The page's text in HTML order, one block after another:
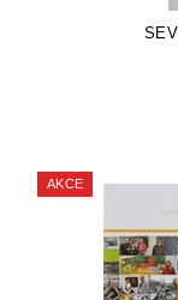
AKCE